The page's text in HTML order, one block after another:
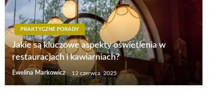
PRAKTYCZNE PORADY
Jakie są kluczowe aspekty oświetlenia w
restauracjach i kawiarniach?
Ewelina Markowicz 12 czerwca, 2025